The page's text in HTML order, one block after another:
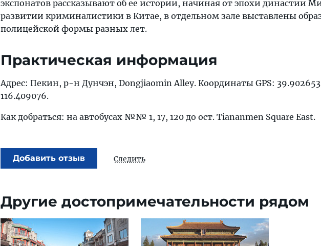
экспонатов рассказывают об ее истории, начиная от эпохи династии
развитии криминалистики в Китае, в отдельном зале выставлены
полицейской формы разных лет.
Практическая информация
Адрес: Пекин, р-н Дунчэн, Dongjiaomin Alley. Координаты GPS:
116.409076.
Как добраться: на автобусах №№ 1, 17, 120 до ост. Tiananmen Square East.
Добавить отзыв Следить
Другие достопримечательности рядом